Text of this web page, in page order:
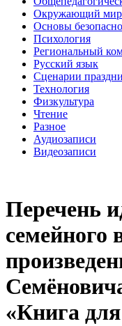
Окружающий мир
Основы
Психология
Региональный
Русский язык
Сценарии
Технология
Физкультура
Чтение
Разное
Аудиозаписи
Видеозаписи
Перечень
семейного
«Книга